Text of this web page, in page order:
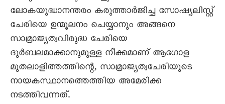
ലോകയുദ്ധാനന്തരം കരുത്താർജിച്ച സോഷ്യലിസ്റ്റ്
ചേരിയെ ഉന്മൂലനം ചെയ്യാനും അങ്ങനെ
സാമ്രാജ്യത്വവിരുദ്ധ ചേരിയെ
ദുർബലമാക്കാനുമുള്ള നീക്കമാണ് ആഗോള
മുതലാളിത്തത്തിന്റെ, സാമ്രാജ്യത്വചേരിയുടെ
നായകസ്ഥാനത്തെത്തിയ അമേരിക്ക
നടത്തിവന്നത്.